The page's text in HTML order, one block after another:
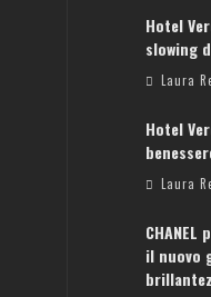
Hotel
slowing
Laura
Hotel
Laura
il nuovo